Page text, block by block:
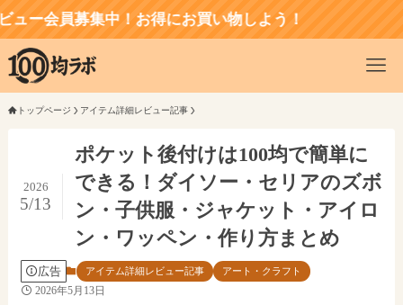
募集中！お得にお買い物しよう！
トップページ アイテム詳細レビュー記事
ポケット後付けは100均で簡単に
できる！ダイソー・セリアのズボ
ン・子供服・ジャケット・アイロ
ン・ワッペン・作り方まとめ
2026
5/13
広告 アイテム詳細レビュー記事 アート・クラフト
2026年5月13日